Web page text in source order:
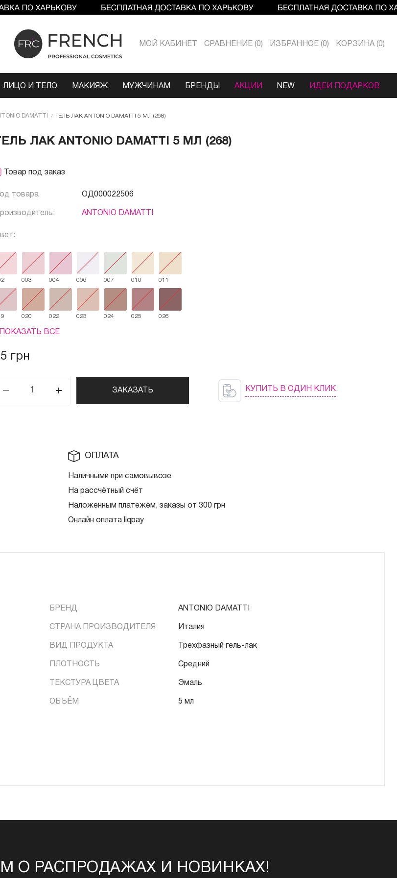
МОЙ КАБИНЕТ СРАВНЕНИЕ 0 ИЗБРАННОЕ 0 КОРЗИНА 0
ЛИЦО И ТЕЛО МАКИЯЖ МУЖЧИНАМ БРЕНДЫ АКЦИИ NEW ИДЕИ ПОДАРКОВ
DAMATTI ГЕЛЬ ЛАК ANTONIO DAMATTI 5 МЛ (268)
ЛАК ANTONIO DAMATTI 5 МЛ (268)
Товар под заказ
товара ОД000022506
ANTONIO DAMATTI
003 004 006 007 010 011
020 022 023 024 025 026
ВСЕ
грн
ЗАКАЗАТЬ КУПИТЬ В ОДИН КЛИК
ОПЛАТА
Наличными при самовывозе
На рассчётный счёт
Наложенным платежём, заказы от 300 грн
Онлайн оплата liqpay
БРЕНД ANTONIO DAMATTI
СТРАНА ПРОИЗВОДИТЕЛЯ Италия
ВИД ПРОДУКТА Трехфазный гель-лак
ПЛОТНОСТЬ Средний
ТЕКСТУРА ЦВЕТА Эмаль
ОБЪЁМ 5 мл
О РАСПРОДАЖАХ И НОВИНКАХ!